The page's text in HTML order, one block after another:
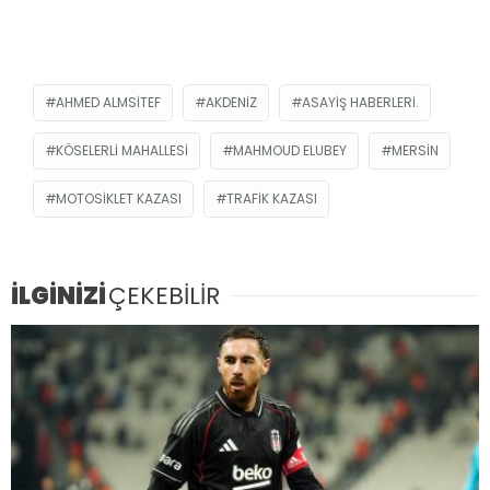
AHMED ALMSITEF AKDENIZ ASAYIŞ HABERLERI.
KÖSELERLI MAHALLESI MAHMOUD ELUBEY MERSIN
MOTOSIKLET KAZASI TRAFIK KAZASI
İLGİNİZİÇEKEBİLİR